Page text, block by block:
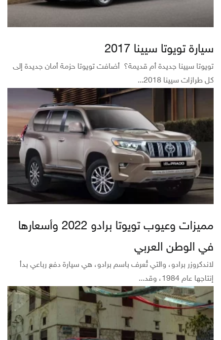
سيارة تويوتا سيينا 2017
تويوتا سيينا جديدة أم قديمة؟ أضافت تويوتا حزمة أمان جديدة إلى
كل طرازات سيينا 2018...
مميزات وعيوب تويوتا برادو 2022 وأسعارها
في الوطن العربي
لاندكروزر برادو، والتي تُعرف باسم برادو، هي سيارة دفع رباعي بدأ
إنتاجها عام 1984، وقد...